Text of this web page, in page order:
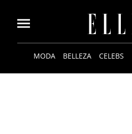
MODA BELLEZA CELEBS